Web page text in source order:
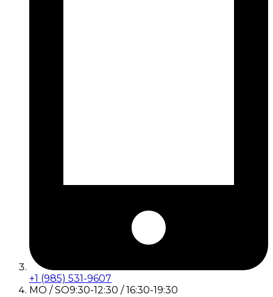
+1 (985) 531-9607
MO / SO9:30-12:30 / 16:30-19:30